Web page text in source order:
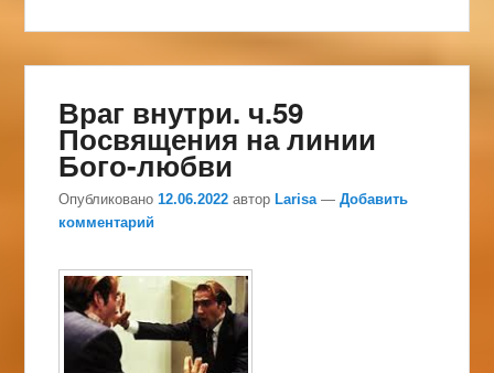
Враг внутри. ч.59
Посвящения на линии
Бого-любви
Опубликовано12.06.2022 автор Larisa —Добавить
комментарий